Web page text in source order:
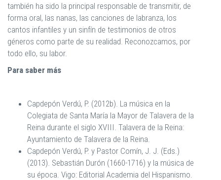
también ha sido la principal responsable de transmitir, de
forma oral, las nanas, las canciones de labranza, los
cantos infantiles y un sinfín de testimonios de otros
géneros como parte de su realidad. Reconozcamos, por
todo ello, su labor.
Para saber más
Capdepón Verdú, P. (2012b). La música en la
Colegiata de Santa María la Mayor de Talavera de la
Reina durante el siglo XVIII. Talavera de la Reina:
Ayuntamiento de Talavera de la Reina.
Capdepón Verdú, P. y Pastor Comín, J. J. (Eds.)
(2013). Sebastián Durón (1660-1716) y la música de
su época. Vigo: Editorial Academia del Hispanismo.